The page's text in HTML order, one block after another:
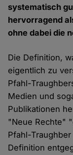
systematisch
hervorragend
ohne dabei die
Die Definition,
eigentlich zu
Pfahl-
Medien und
Publikationen
"Neue Rechte"
Pfahl-
Definition